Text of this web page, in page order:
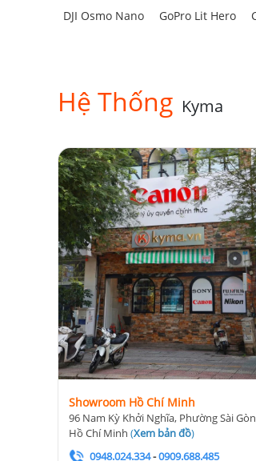
DJI Osmo Nano
GoPro Lit Hero
Hệ Thống Kyma
Showroom Hồ Chí Minh
96 Nam Kỳ Khởi Nghĩa, Phường Sài
Hồ Chí Minh (Xem bản đồ)
0948.024.334-0909.688.485